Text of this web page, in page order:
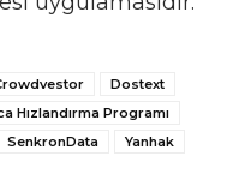
Dostext
Hızlandırma Programı
SenkronData
Yanhak